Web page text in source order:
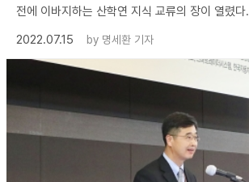
전에 이바지하는 산학연 지식 교류의 장이 열렸다.
2022.07.15
by 명세환 기자